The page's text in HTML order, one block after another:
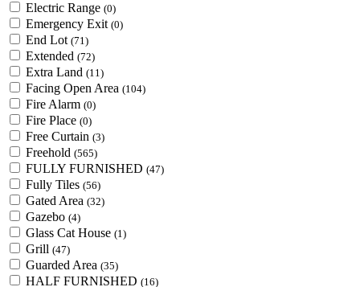
Electric Range (0)
Emergency Exit (0)
End Lot (71)
Extended (72)
Extra Land (11)
Facing Open Area (104)
Fire Alarm (0)
Fire Place (0)
Free Curtain (3)
Freehold (565)
FULLY FURNISHED (47)
Fully Tiles (56)
Gated Area (32)
Gazebo (4)
Glass Cat House (1)
Grill (47)
Guarded Area (35)
HALF FURNISHED (16)